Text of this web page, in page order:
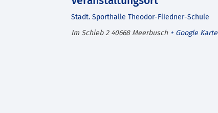
Städt. Sporthalle Theodor-Fliedner-Schule
Im Schieb 2 40668 Meerbusch + Google Karte